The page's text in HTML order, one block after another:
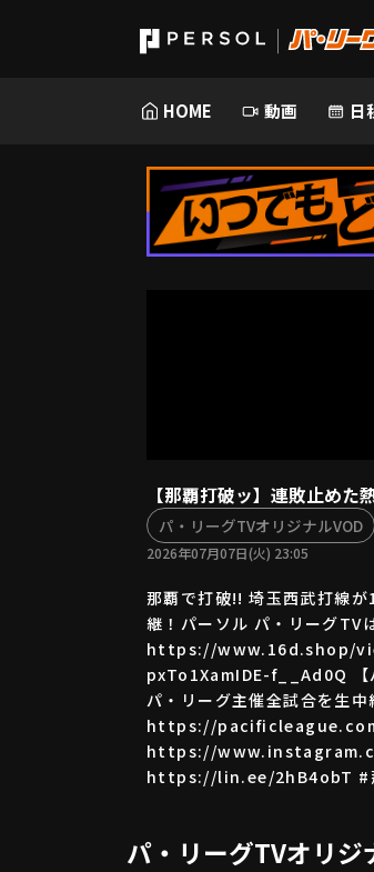
HOME 動画 日
【那覇打破ッ】連敗止め
パ・リーグTVオリジナルVOD
2026年07月07日(火) 23:05
那覇で打破!! 埼玉西武打線
継！パーソル パ・リーグ
https://www.16d.shop/
pxTo1XamIDE-f__Ad0Q
パ・リーグ主催全試合を生
https://
https://
https://lin.ee/2hB4obT #那
パ・リーグTVオリジ